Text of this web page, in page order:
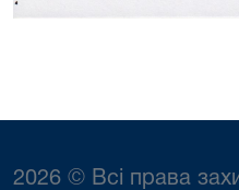
2026 © Всі права